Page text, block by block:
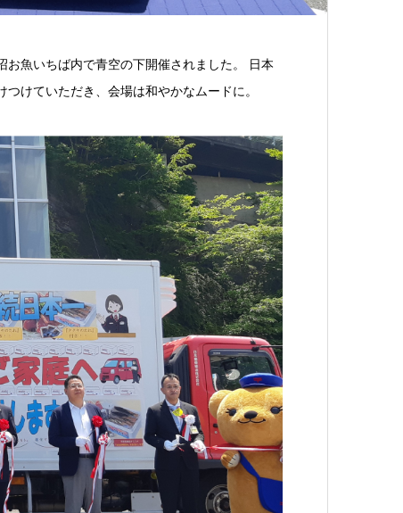
魚いちば内で青空の下開催されました。 日本
けていただき、会場は和やかなムードに。